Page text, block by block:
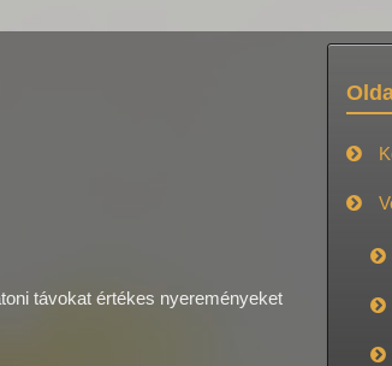
távokat értékes nyereményeket